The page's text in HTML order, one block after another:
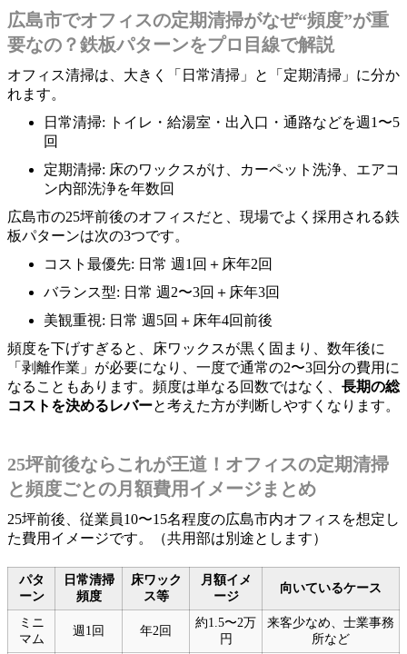
広島市でオフィスの定期清掃がなぜ“頻度”が重
要なの？鉄板パターンをプロ目線で解説
オフィス清掃は、大きく「日常清掃」と「定期清掃」に分か
れます。
日常清掃: トイレ・給湯室・出入口・通路などを週1〜5
回
定期清掃: 床のワックスがけ、カーペット洗浄、エアコ
ン内部洗浄を年数回
広島市の25坪前後のオフィスだと、現場でよく採用される鉄
板パターンは次の3つです。
コスト最優先: 日常 週1回＋床年2回
バランス型: 日常 週2〜3回＋床年3回
美観重視: 日常 週5回＋床年4回前後
頻度を下げすぎると、床ワックスが黒く固まり、数年後に
「剥離作業」が必要になり、一度で通常の2〜3回分の費用に
なることもあります。頻度は単なる回数ではなく、 長期の総
コストを決めるレバーと考えた方が判断しやすくなります。
25坪前後ならこれが王道！オフィスの定期清掃
と頻度ごとの月額費用イメージまとめ
25坪前後、従業員10〜15名程度の広島市内オフィスを想定し
た費用イメージです。（共用部は別途とします）
パタ
ーン
日常清掃
頻度
床ワック
ス等
月額イメ
ージ
向いているケース
ミニ
マム
週1回 年2回
約1.5〜2万
円
来客少なめ、士業事務
所など